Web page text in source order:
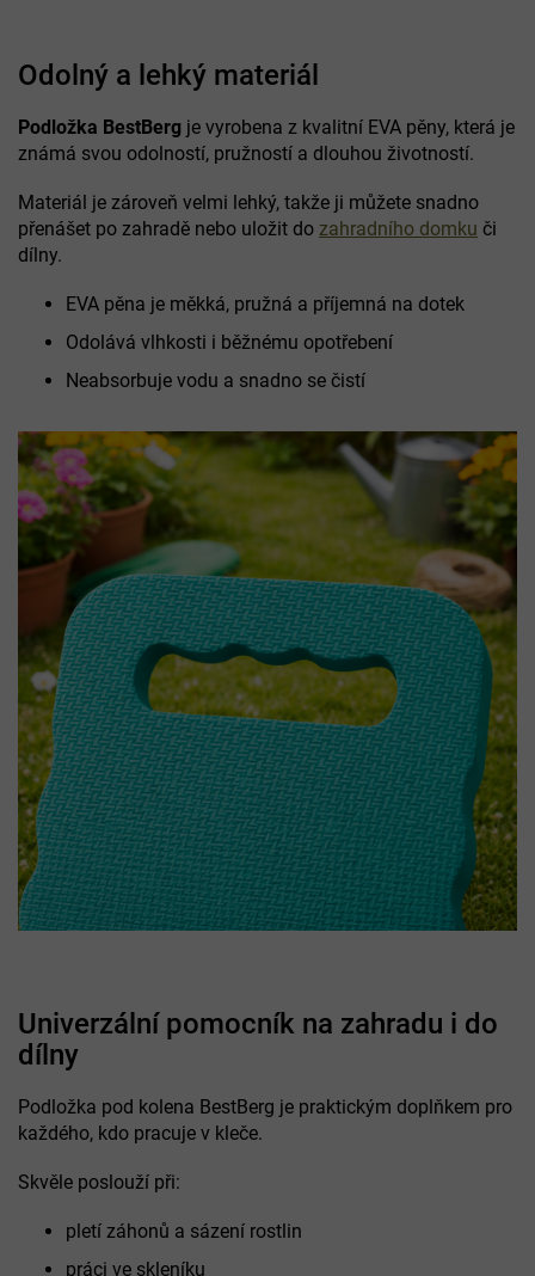
Odolný a lehký materiál
Podložka BestBerg je vyrobena z kvalitní EVA pěny, která je
známá svou odolností, pružností a dlouhou životností.
Materiál je zároveň velmi lehký, takže ji můžete snadno
přenášet po zahradě nebo uložit do zahradního domku či
dílny.
EVA pěna je měkká, pružná a příjemná na dotek
Odolává vlhkosti i běžnému opotřebení
Neabsorbuje vodu a snadno se čistí
Univerzální pomocník na zahradu i do
dílny
Podložka pod kolena BestBerg je praktickým doplňkem pro
každého, kdo pracuje v kleče.
Skvěle poslouží při:
pletí záhonů a sázení rostlin
práci ve skleníku